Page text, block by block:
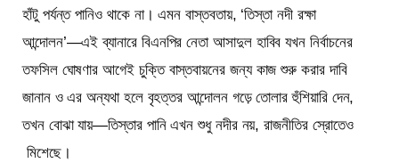
হাঁটু পর্যন্ত পানিও থাকে না। এমন বাস্তবতায়, ‘তিস্তা নদী রক্ষা
আন্দোলন’—এই ব্যানারে বিএনপির নেতা আসাদুল হাবিব যখন নির্বাচনের
তফসিল ঘোষণার আগেই চুক্তি বাস্তবায়নের জন্য কাজ শুরু করার দাবি
জানান ও এর অন্যথা হলে বৃহত্তর আন্দোলন গড়ে তোলার হুঁশিয়ারি দেন,
তখন বোঝা যায়—তিস্তার পানি এখন শুধু নদীর নয়, রাজনীতির স্রোতেও
মিশেছে।